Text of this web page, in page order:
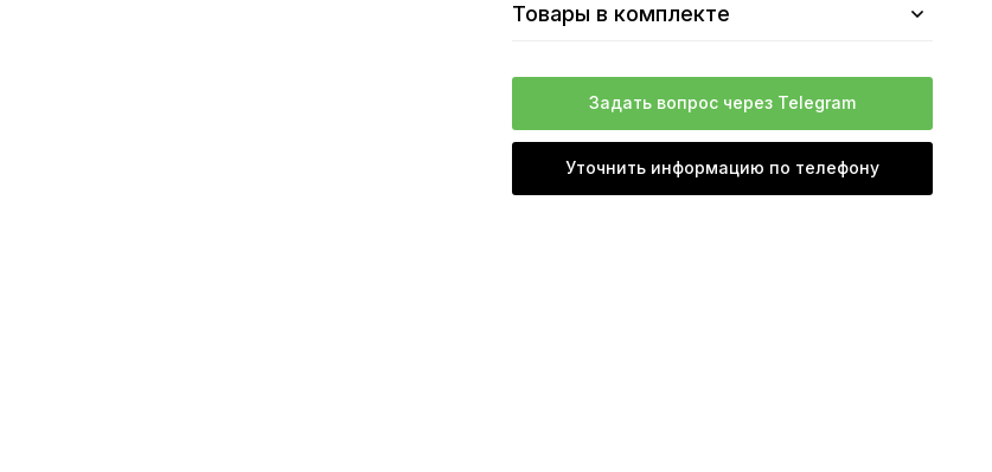
Товары в комплекте
Задать вопрос через Telegram
Уточнить информацию по телефону